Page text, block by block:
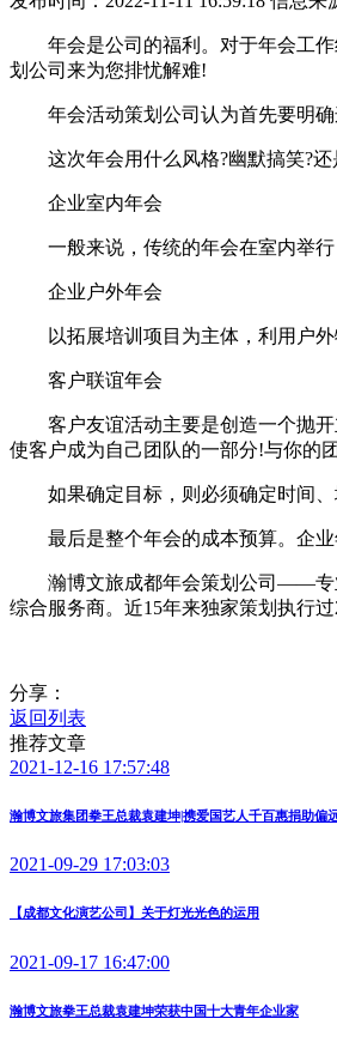
年会是公司的福利。对于年会工作
划公司来为您排忧解难!
年会活动策划公司认为首先要明确
这次年会用什么风格?幽默搞笑?还
企业室内年会
一般来说，传统的年会在室内举行
企业户外年会
以拓展培训项目为主体，利用户外
客户联谊年会
客户友谊活动主要是创造一个抛开
使客户成为自己团队的一部分!与你的
如果确定目标，则必须确定时间、
最后是整个年会的成本预算。企业
瀚博文旅成都年会策划公司——专业
综合服务商。近15年来独家策划执行
分享：
返回列表
推荐文章
2021-12-16 17:57:48
瀚博文旅集团拳王总裁袁建坤|携爱国艺人千百惠捐助偏
2021-09-29 17:03:03
【成都文化演艺公司】关于灯光光色的运用
2021-09-17 16:47:00
瀚博文旅拳王总裁袁建坤荣获中国十大青年企业家